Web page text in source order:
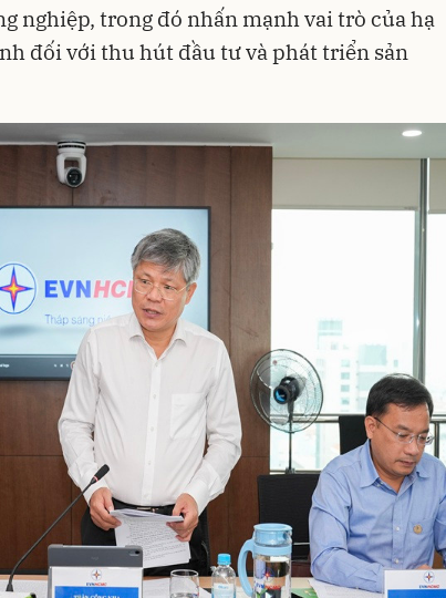
nghiệp, trong đó nhấn mạnh vai trò của hạ
đối với thu hút đầu tư và phát triển sản